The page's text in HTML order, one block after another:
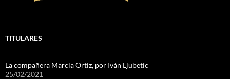
TITULARES
La compañera Marcia Ortiz, por Iván Ljubetic
25/02/2021